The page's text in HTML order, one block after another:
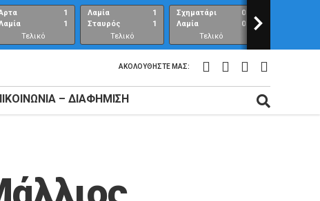
1
1
Τελικό
αποτέλεσμα
Λαμία
Σταυρός
1
1
Τελικό
αποτέλεσμα
Σχηματάρι
Λαμία
0
0
Τελικό
αποτέλεσμα
>
ΑΚΟΛΟΥΘΉΣΤΕ ΜΑΣ:
– ΔΙΑΦΉΜΙΣΗ